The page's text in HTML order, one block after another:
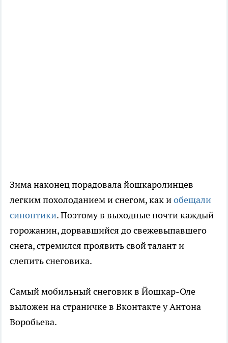
Зима наконец порадовала йошкаролинцев
легким похолоданием и снегом, как иобещали
синоптики. Поэтому в выходные почти каждый
горожанин, дорвавшийся до свежевыпавшего
снега, стремился проявить свой талант и
слепить снеговика.
Самый мобильный снеговик в Йошкар-Оле
выложен на страничке в Вконтакте у Антона
Воробьева.